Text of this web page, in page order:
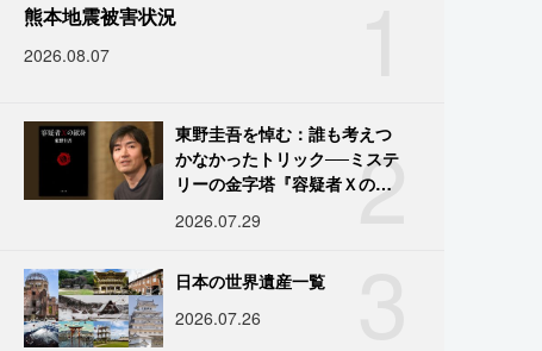
熊本地震被害状況
2026.08.07
2
東野圭吾を悼む：誰も考えつ
かなかったトリック──ミステ
リーの金字塔『容疑者Ｘの献
2026.07.29
日本の世界遺産一覧
2026.07.26